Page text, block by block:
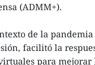
(ADMM+).
de la
facilitó la
para